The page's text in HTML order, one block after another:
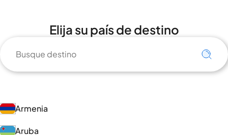
Elija su país de destino
Armenia
Aruba